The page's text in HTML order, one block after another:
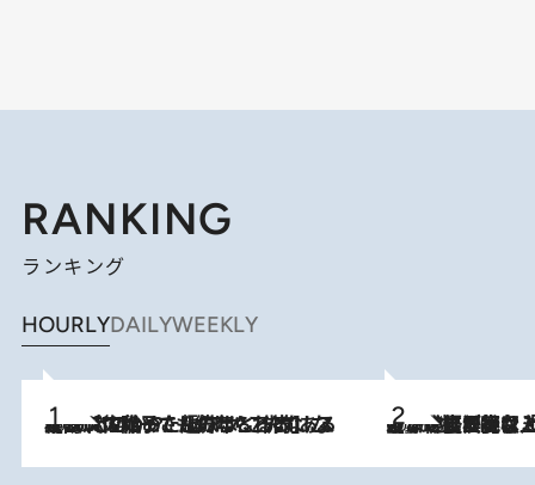
RANKING
ランキング
HOURLYDAILYWEEKLY
2026.8.5
【阿川佐和子さんの年とる力】なぜ70代で始めた趣味は“こんなに楽しい”のか？ ピアノ、俳句…スランプに陥っても続けられる“ある秘訣”とは 2026.8.5
【なぜ吉沢亮は「気配を消せる」のか？】興行収入208億の『国宝』を経て挑むミュージカル『ディア・エヴァン・ハンセン』。トップ俳優が舞台上でさらけ出した“孤独”とは